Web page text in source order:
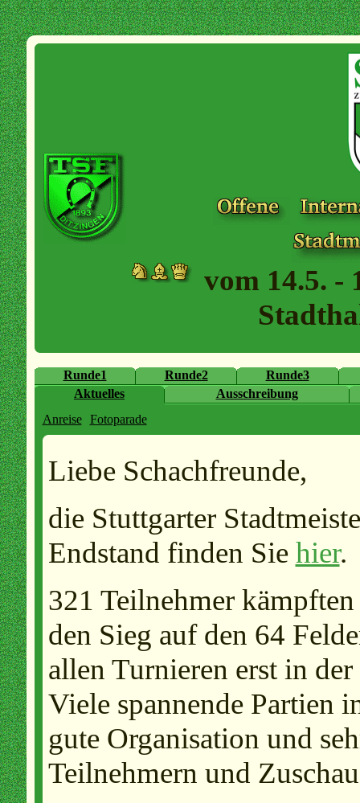
vom 14.5. -
Runde1 Runde2
Runde3
Aktuelles
Ausschreibung
Anreise
Fotoparade
Liebe Schachfreunde,
die Stuttgarter
Endstand finden Sie hier.
321 Teilnehmer
den Sieg auf den 64
allen Turnieren erst in
Viele spannende Partien
gute Organisation und
Teilnehmern und